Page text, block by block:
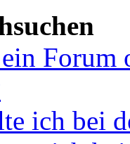
Forum
ich bei